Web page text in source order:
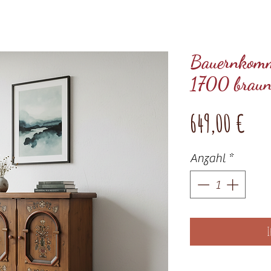
1700
649,00 €
Anzahl *